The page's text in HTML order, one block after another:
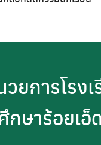
วยการโ
ษาร้อยเอ็